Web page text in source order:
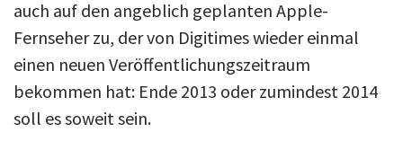
Tipps
Magazine
Über uns
Podcast
auch auf den angeblich geplanten Apple-
Fernseher zu, der von Digitimes wieder einmal
einen neuen Veröffentlichungszeitraum
bekommen hat: Ende 2013 oder zumindest 2014
soll es soweit sein.